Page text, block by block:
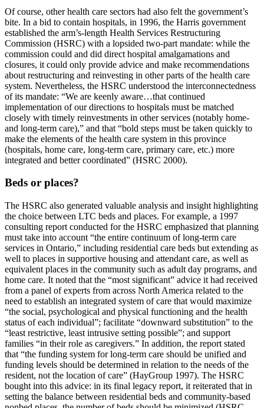
Of course, other health care sectors had also felt the government’s
bite. In a bid to contain hospitals, in 1996, the Harris government
established the arm’s-length Health Services Restructuring
Commission (HSRC) with a lopsided two-part mandate: while the
commission could and did direct hospital amalgamations and
closures, it could only provide advice and make recommendations
about restructuring and reinvesting in other parts of the health care
system. Nevertheless, the HSRC understood the interconnectedness
of its mandate: “We are keenly aware…that continued
implementation of our directions to hospitals must be matched
closely with timely reinvestments in other services (notably home-
and long-term care),” and that “bold steps must be taken quickly to
make the elements of the health care system in this province
(hospitals, home care, long-term care, primary care, etc.) more
integrated and better coordinated” (HSRC 2000).
Beds or places?
The HSRC also generated valuable analysis and insight highlighting
the choice between LTC beds and places. For example, a 1997
consulting report conducted for the HSRC emphasized that planning
must take into account “the entire continuum of long-term care
services in Ontario,” including residential care beds but extending as
well to places in supportive housing and attendant care, as well as
equivalent places in the community such as adult day programs, and
home care. It noted that the “most significant” advice it had received
from a panel of experts from across North America related to the
need to establish an integrated system of care that would maximize
“the social, psychological and physical functioning and the health
status of each individual”; facilitate “downward substitution” to the
“least restrictive, least intrusive setting possible”; and support
families “in their role as caregivers.” In addition, the report stated
that “the funding system for long-term care should be unified and
funding levels should be determined in relation to the needs of the
resident, not the location of care” (HayGroup 1997). The HSRC
bought into this advice: in its final legacy report, it reiterated that in
setting the balance between residential beds and community-based